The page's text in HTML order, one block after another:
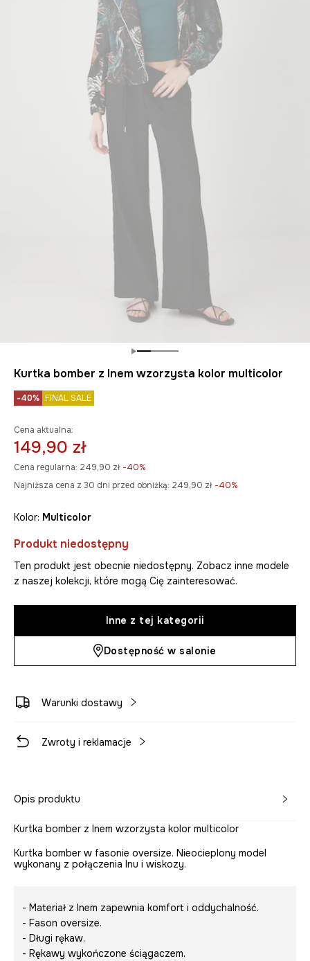
Kurtka bomber z lnem wzorzysta kolor multicolor
-40% FINAL SALE
Cena aktualna:
149,90 zł
Cena regularna: 249,90 zł -40%
Najniższa cena z 30 dni przed obniżką: 249,90 zł -40%
Kolor: multicolor
Produkt niedostępny
Ten produkt jest obecnie niedostępny. Zobacz inne modele
z naszej kolekcji, które mogą Cię zainteresować.
Inne z tej kategorii
Dostępność w salonie
Warunki dostawy
Zwroty i reklamacje
Opis produktu
Kurtka bomber z lnem wzorzysta kolor multicolor
Kurtka bomber w fasonie oversize. Nieocieplony model
wykonany z połączenia lnu i wiskozy.
- Materiał z lnem zapewnia komfort i oddychalność.
- Fason oversize.
- Długi rękaw.
- Rękawy wykończone ściągaczem.